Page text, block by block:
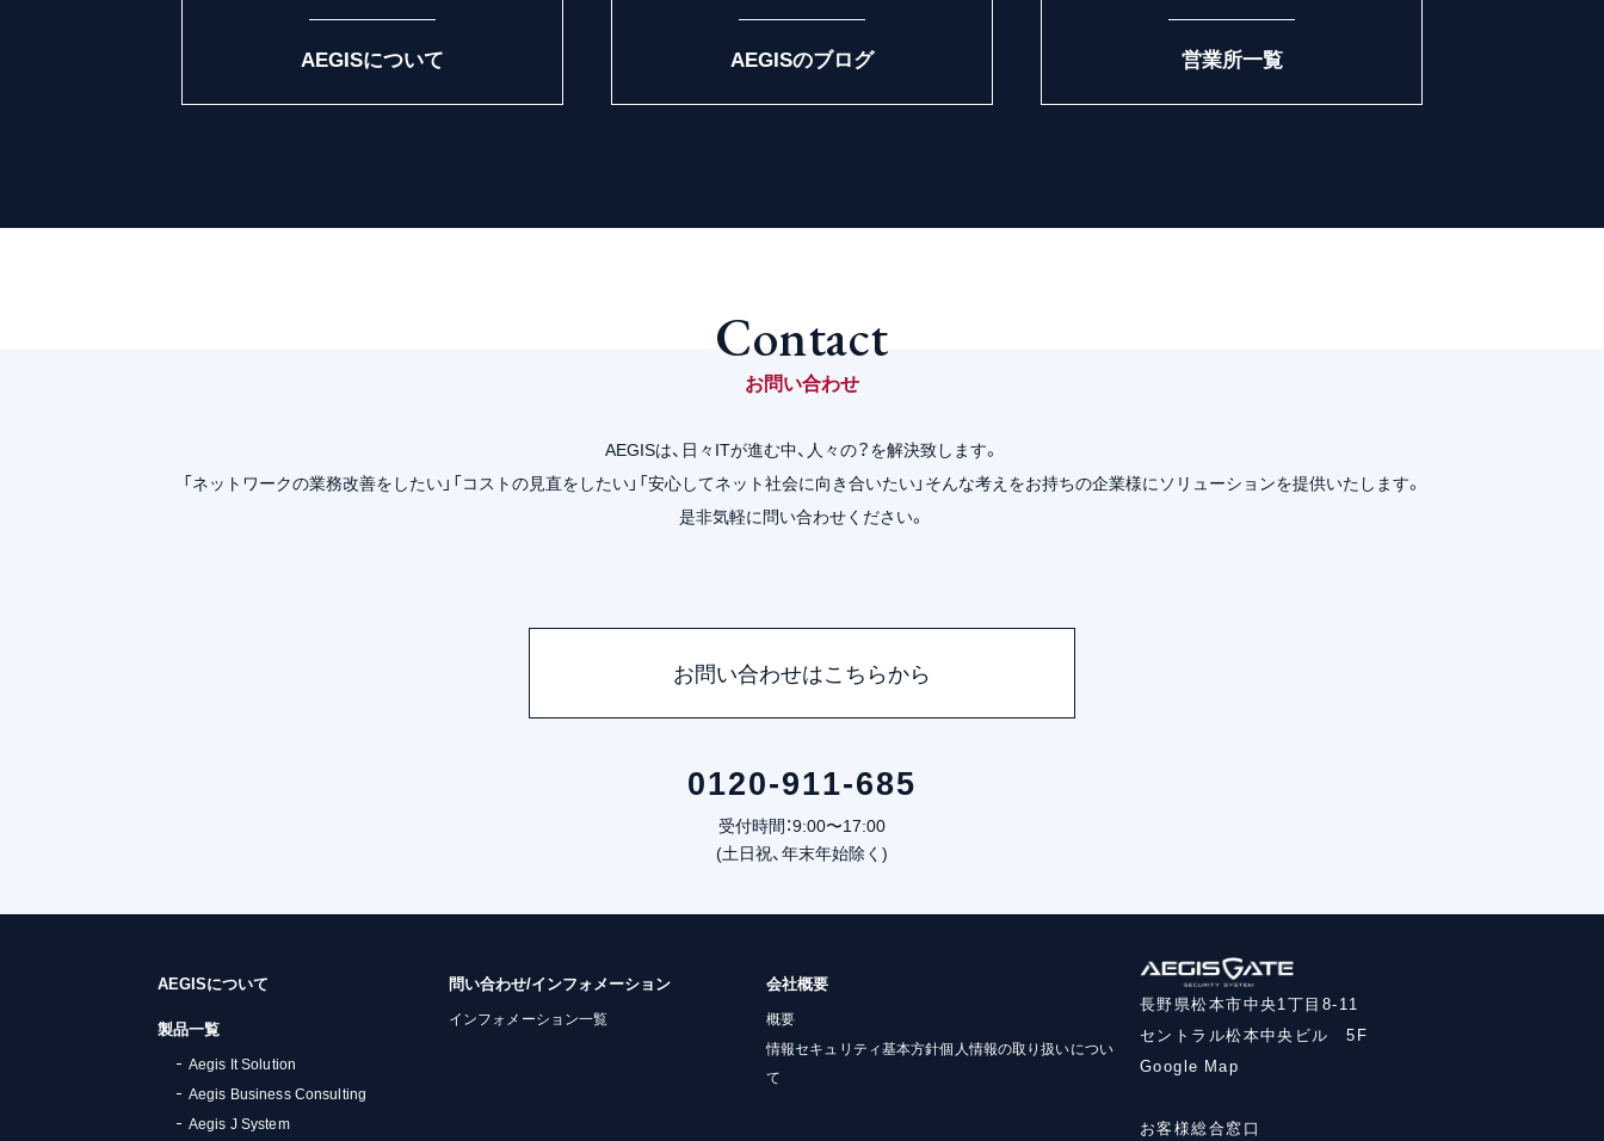
AEGISについて AEGISのブログ 営業所一覧
Contact
お問い合わせ
AEGISは、日々ITが進む中、人々の？を解決致します。
「ネットワークの業務改善をしたい」「コストの見直をしたい」「安心してネット社会に向き合いたい」そんな考えをお持ちの企業様にソリューションを提供いたします。
是非気軽に問い合わせください。
お問い合わせはこちらから
0120-911-685
受付時間：9:00〜17:00
(土日祝、年末年始除く)
AEGISについて
製品一覧
Aegis It Solution
Aegis Business Consulting
Aegis J System
問い合わせ/インフォメーション
インフォメーション一覧
会社概要
概要
情報セキュリティ基本方針個人情報の取り扱いについ
て
長野県松本市中央1丁目8-11
セントラル松本中央ビル 5F
Google Map
お客様総合窓口